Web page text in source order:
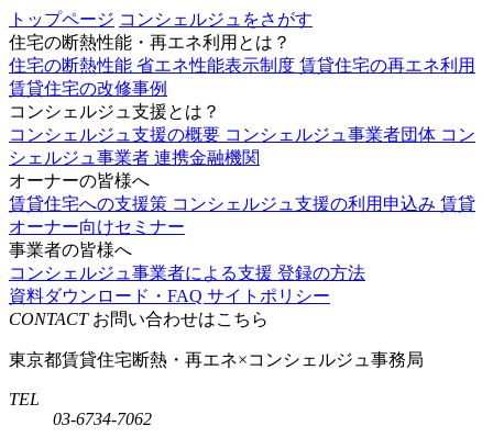
トップページ コンシェルジュをさがす
住宅の断熱性能・再エネ利用とは？
住宅の断熱性能 省エネ性能表示制度 賃貸住宅の再エネ利用
賃貸住宅の改修事例
コンシェルジュ支援とは？
コンシェルジュ支援の概要 コンシェルジュ事業者団体 コン
シェルジュ事業者 連携金融機関
オーナーの皆様へ
賃貸住宅への支援策 コンシェルジュ支援の利用申込み 賃貸
オーナー向けセミナー
事業者の皆様へ
コンシェルジュ事業者による支援 登録の方法
資料ダウンロード・FAQ サイトポリシー
CONTACT お問い合わせはこちら
東京都賃貸住宅断熱・再エネ×コンシェルジュ事務局
TEL
03-6734-7062